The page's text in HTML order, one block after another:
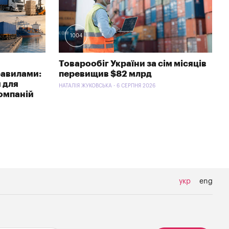
для
1004
Товарообіг України за сім місяців
перевищив $82 млрд
НАТАЛІЯ ЖУКОВСЬКА - 6 СЕРПНЯ 2026
укр eng